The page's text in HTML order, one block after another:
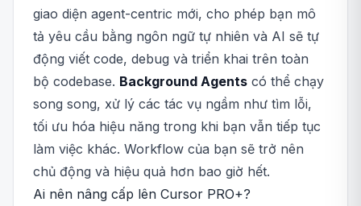
giao diện agent-centric mới, cho phép bạn mô
tả yêu cầu bằng ngôn ngữ tự nhiên và AI sẽ tự
động viết code, debug và triển khai trên toàn
bộ codebase. Background Agents có thể chạy
song song, xử lý các tác vụ ngầm như tìm lỗi,
tối ưu hóa hiệu năng trong khi bạn vẫn tiếp tục
làm việc khác. Workflow của bạn sẽ trở nên
chủ động và hiệu quả hơn bao giờ hết.
Ai nên nâng cấp lên Cursor PRO+?